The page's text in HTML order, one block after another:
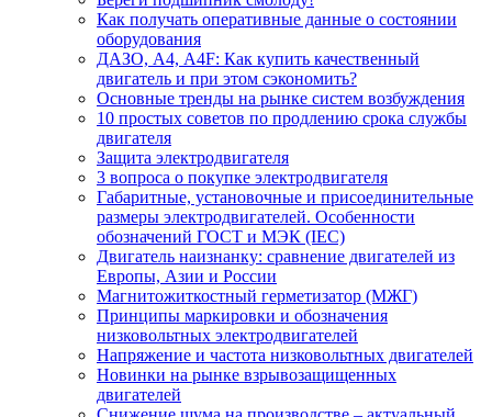
Как получать оперативные данные о состоянии
оборудования
ДАЗО, А4, А4F: Как купить качественный
двигатель и при этом сэкономить?
Основные тренды на рынке систем возбуждения
10 простых советов по продлению срока службы
двигателя
Защита электродвигателя
3 вопроса о покупке электродвигателя
Габаритные, установочные и присоединительные
размеры электродвигателей. Особенности
обозначений ГОСТ и МЭК (IEC)
Двигатель наизнанку: сравнение двигателей из
Европы, Азии и России
Магнитожиткостный герметизатор (МЖГ)
Принципы маркировки и обозначения
низковольтных электродвигателей
Напряжение и частота низковольтных двигателей
Новинки на рынке взрывозащищенных
двигателей